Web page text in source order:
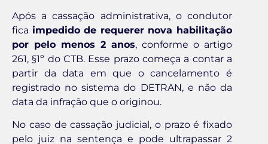
Após a cassação administrativa, o condutor
fica impedido de requerer nova habilitação
por pelo menos 2 anos, conforme o artigo
261, §1º do CTB. Esse prazo começa a contar a
partir da data em que o cancelamento é
registrado no sistema do DETRAN, e não da
data da infração que o originou.
No caso de cassação judicial, o prazo é fixado
pelo juiz na sentença e pode ultrapassar 2